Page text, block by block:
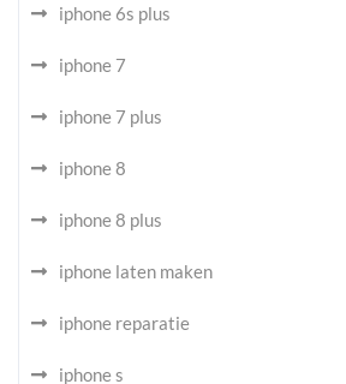
iphone 6s plus
iphone 7
iphone 7 plus
iphone 8
iphone 8 plus
iphone laten maken
iphone reparatie
iphone s